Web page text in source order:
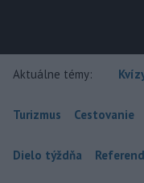
Aktuálne témy:
Turizmus Cestovanie
Dielo týždňa